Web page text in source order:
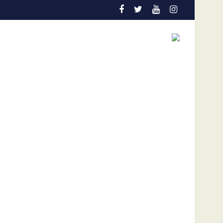
pautarse para diciembre de 2028”
Cáncer de pulmón en Venezuela: la detección